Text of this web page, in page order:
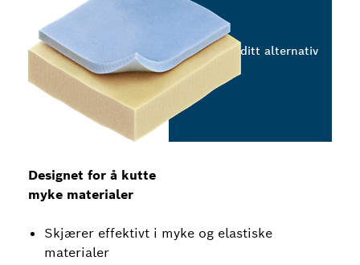
Designet for å kutte
myke materialer
Skjærer effektivt i myke og elastiske
materialer
Velg ditt alternativ